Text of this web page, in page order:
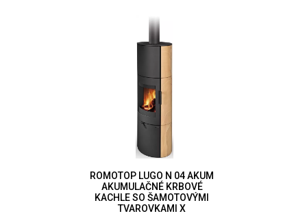
ROMOTOP LUGO N 04 AKUM
AKUMULAČNÉ KRBOVÉ
KACHLE SO ŠAMOTOVÝMI
TVAROVKAMI X